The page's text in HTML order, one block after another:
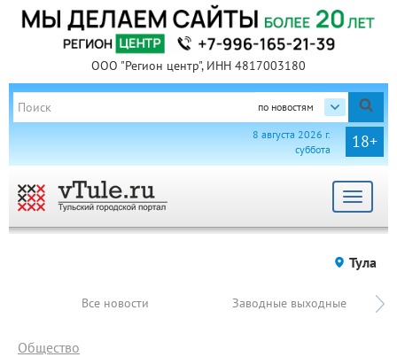
ООО "Регион центр", ИНН 4817003180
по новостям
18+
8 августа 2026 г.
суббота
Toggle
Тула
Все новости Заводные выходные
Общество